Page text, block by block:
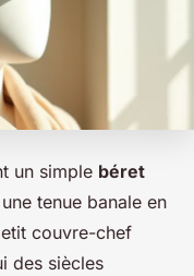
un simple béret
tenue banale en
couvre-chef
des siècles